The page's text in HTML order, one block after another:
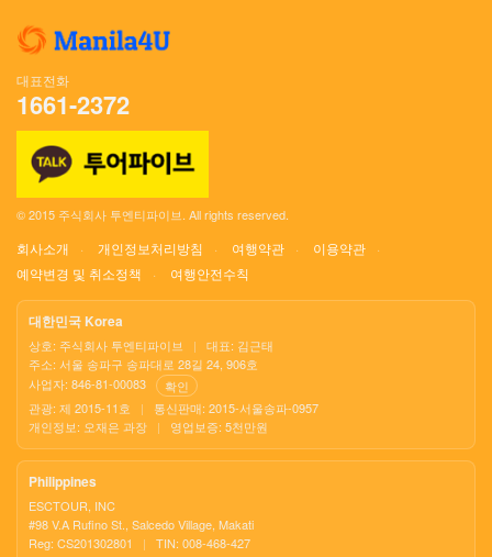
대표전화
1661-2372
© 2015 주식회사 투엔티파이브. All rights reserved.
회사소개 개인정보처리방침 여행약관
이용약관
예약변경 및 취소정책
여행안전수칙
대한민국 Korea
상호: 주식회사 투엔티파이브 |
대표: 김근태
주소: 서울 송파구 송파대로 28길 24, 906호
사업자: 846-81-00083
확인
관광: 제 2015-11호
|
통신판매: 2015-서울송파-0957
개인정보: 오재은 과장
| 영업보증: 5천만원
Philippines
ESCTOUR, INC
#98 V.A Rufino St., Salcedo Village, Makati
Reg: CS201302801
|
TIN: 008-468-427